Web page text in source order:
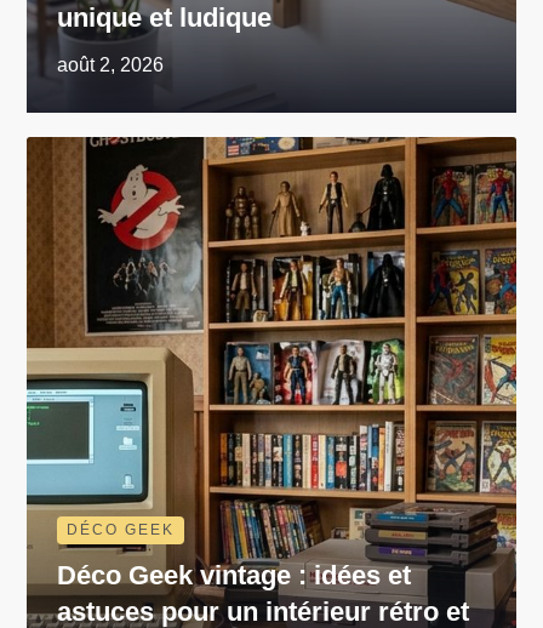
unique et ludique
août 2, 2026
DÉCO GEEK
Déco Geek vintage : idées et
astuces pour un intérieur rétro et